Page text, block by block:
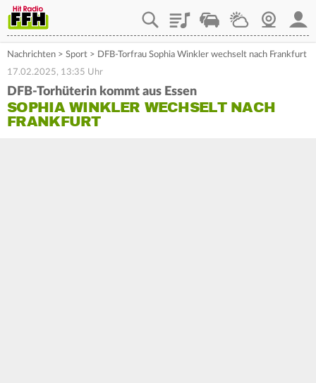
PlaylistStaupilotWetterWebcam
Nachrichten > Sport > DFB-Torfrau Sophia Winkler wechselt nach Frankfurt
17.02.2025, 13:35 Uhr
DFB-Torhüterin kommt aus Essen
SOPHIA WINKLER WECHSELT NACH
FRANKFURT